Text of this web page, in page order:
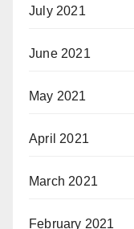
July 2021
June 2021
May 2021
April 2021
March 2021
February 2021